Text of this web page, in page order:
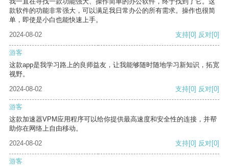
款软件的功能非常强大，可以满足我日常办公的所有需求。操作也很简
单，即使是小白也能快速上手。
2024-08-02
支持[0] 反对[0]
游客
这款app是我学习路上的良师益友，让我能够随时随地学习新知识，拓宽
视野。
2024-08-02
支持[0] 反对[0]
游客
这款加速器VPM应用程序可以给你提供最高速度和安全性的连接，并帮
助你在网络上自由移动。
2024-08-02
支持[0] 反对[0]
游客